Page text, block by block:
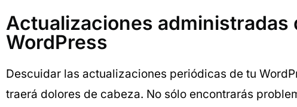
Actualizaciones administradas
WordPress
Descuidar las actualizaciones periódicas de tu
traerá dolores de cabeza. No sólo encontrarás